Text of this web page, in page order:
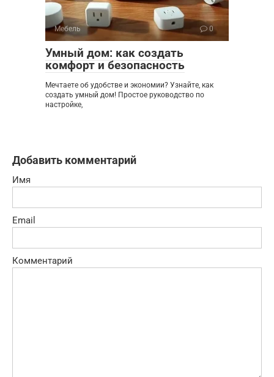
Мебель 0
Умный дом: как создать
комфорт и безопасность
Мечтаете об удобстве и экономии? Узнайте, как
создать умный дом! Простое руководство по
настройке,
Добавить комментарий
Имя
Email
Комментарий